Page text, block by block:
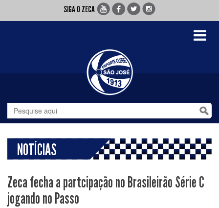
SIGA O ZECA
Toggle
NOTÍCIAS
Zeca fecha a partcipação no Brasileirão Série C
jogando no Passo